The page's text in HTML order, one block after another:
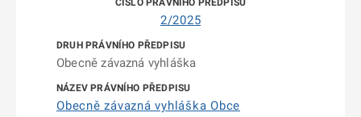
2/2025
Obecně závazná vyhláška
Obecně závazná vyhláška Obce